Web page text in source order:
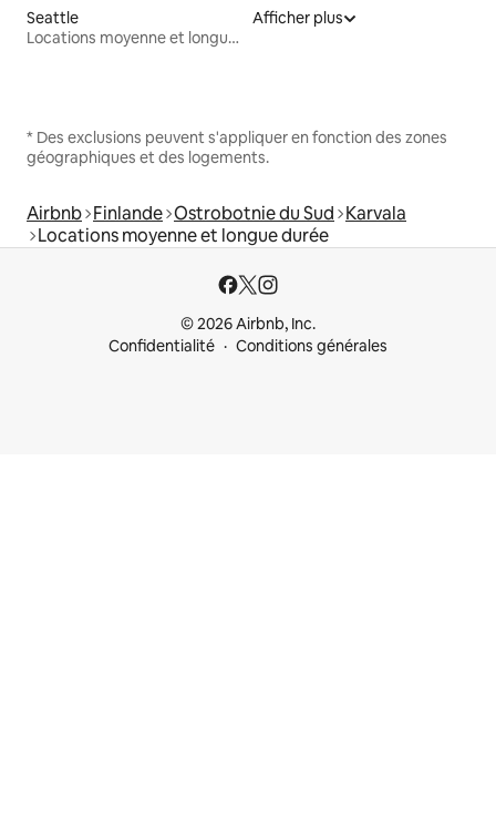
Seattle
Locations moyenne et longue durée
Afficher plus
* Des exclusions peuvent s'appliquer en fonction des zones
géographiques et des logements.
Airbnb Finlande Ostrobotnie du Sud Karvala
Locations moyenne et longue durée
© 2026 Airbnb, Inc.
Confidentialité
Conditions générales